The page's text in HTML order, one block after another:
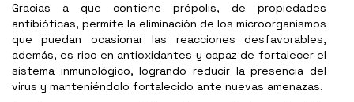
Gracias a que contiene própolis, de propiedades
antibióticas, permite la eliminación de los microorganismos
que puedan ocasionar las reacciones desfavorables,
además, es rico en antioxidantes y capaz de fortalecer el
sistema inmunológico, logrando reducir la presencia del
virus y manteniéndolo fortalecido ante nuevas amenazas.